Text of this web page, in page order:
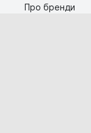
Про бренди